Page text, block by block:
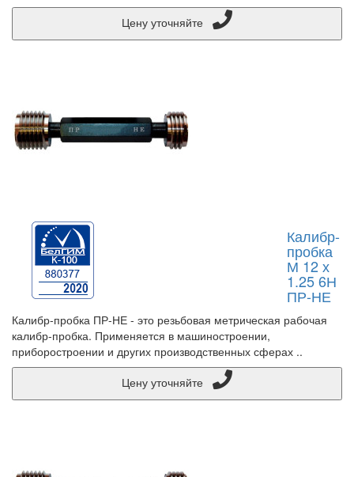
Калибр-
пробка
М 12 х
1.25 6Н
ПР-НЕ
Калибр-пробка ПР-НЕ - это резьбовая метрическая рабочая
калибр-пробка. Применяется в машиностроении,
приборостроении и других производственных сферах ..